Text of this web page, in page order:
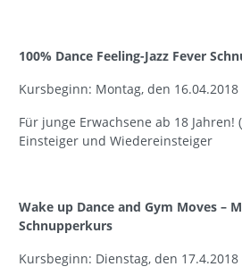
100% Dance Feeling-Jazz Fever
Kursbeginn: Montag, den 16.04.2018
Für junge Erwachsene ab 18 Jahren!
Einsteiger und Wiedereinsteiger
Wake up Dance and Gym Moves –
Schnupperkurs
Kursbeginn: Dienstag, den 17.4.2018